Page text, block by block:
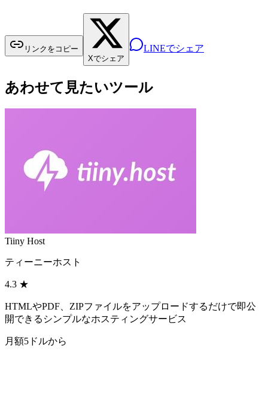
リンクをコピー
Xでシェア
LINEでシェア
あわせて見たいツール
Tiiny Host
ティーニーホスト
4.3 ★
HTMLやPDF、ZIPファイルをアップロードするだけで即公
開できるシンプルなホスティングサービス
月額5ドルから